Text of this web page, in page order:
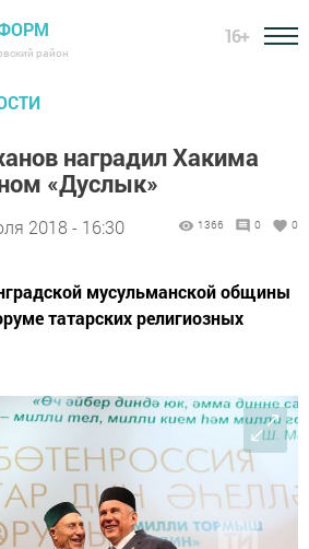
район
16+
наградил Хакима
«Дуслык»
2018 - 16:30 1366 0 0
мусульманской общины
татарских религиозных